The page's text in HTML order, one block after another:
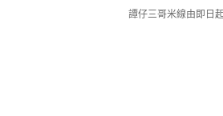
譚仔三哥米線由即日